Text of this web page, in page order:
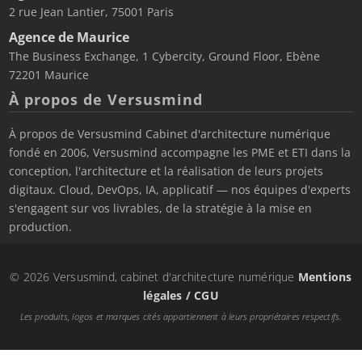
2 rue Jean Lantier, 75001 Paris
Agence de Maurice
The Business Exchange, 1 Cybercity, Ground Floor, Ebène
72201 Maurice
À propos de Versusmind
À propos de Versusmind Cabinet d'architecture numérique
fondé en 2006, Versusmind accompagne les PME et ETI dans la
conception, l'architecture et la réalisation de leurs projets
digitaux. Cloud, DevOps, IA, applicatif — nos équipes d'experts
s'engagent sur vos livrables, de la stratégie à la mise en
production.
© 2026 Versusmind, cabinet d'architecture numérique Mentions
légales / CGU
Les produits, logos et marques cités appartiennent à leurs propriétaires respectifs.